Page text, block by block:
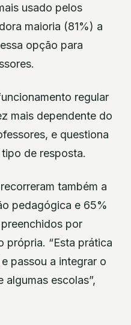
usado pelos
maioria (81%) a
opção para
regular
mais dependente do
e questiona
de resposta.
também a
pedagógica e 65%
por
própria. “Esta prática
passou a integrar o
escolas”,